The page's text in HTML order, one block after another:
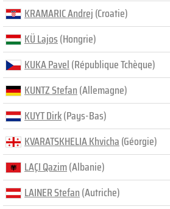
KRAMARIC Andrej(Croatie)
KÜ Lajos(Hongrie)
KUKA Pavel(République Tchèque)
KUNTZ Stefan(Allemagne)
KUYT Dirk(Pays-Bas)
KVARATSKHELIA Khvicha(Géorgie)
LAÇI Qazim(Albanie)
LAINER Stefan(Autriche)